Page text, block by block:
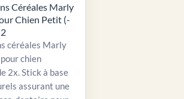
Céréales Marly
Chien Petit (-
céréales Marly
chien
2x. Stick à base
assurant une